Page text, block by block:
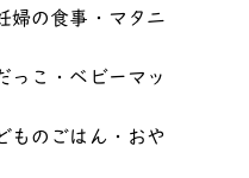
婦の食事・マタニ
っこ・ベビーマッ
ものごはん・おや